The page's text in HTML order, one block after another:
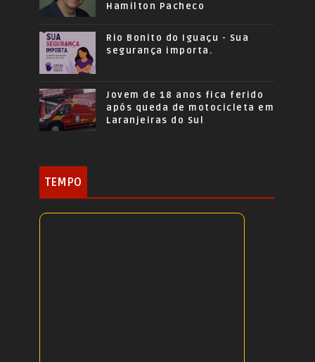
Hamilton Pacheco
Rio Bonito do Iguaçu - Sua
segurança importa.
Jovem de 18 anos fica ferido
após queda de motocicleta em
Laranjeiras do Sul
TEMPO